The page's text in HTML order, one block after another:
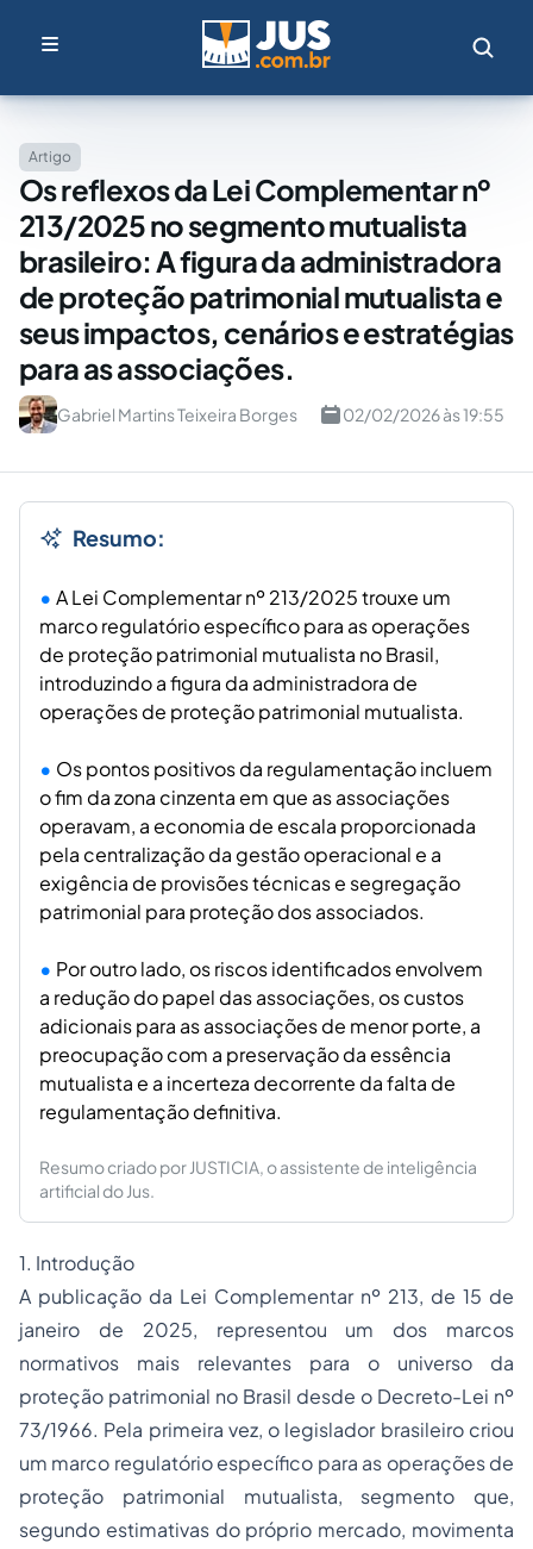
Artigo
Os reflexos da Lei Complementar nº
213/2025 no segmento mutualista
brasileiro: A figura da administradora
de proteção patrimonial mutualista e
seus impactos, cenários e estratégias
para as associações.
Gabriel Martins Teixeira Borges 02/02/2026 às 19:55
Resumo:
A Lei Complementar nº 213/2025 trouxe um
marco regulatório específico para as operações
de proteção patrimonial mutualista no Brasil,
introduzindo a figura da administradora de
operações de proteção patrimonial mutualista.
Os pontos positivos da regulamentação incluem
o fim da zona cinzenta em que as associações
operavam, a economia de escala proporcionada
pela centralização da gestão operacional e a
exigência de provisões técnicas e segregação
patrimonial para proteção dos associados.
Por outro lado, os riscos identificados envolvem
a redução do papel das associações, os custos
adicionais para as associações de menor porte, a
preocupação com a preservação da essência
mutualista e a incerteza decorrente da falta de
regulamentação definitiva.
Resumo criado por JUSTICIA, o assistente de inteligência
artificial do Jus.
1. Introdução
A publicação da Lei Complementar nº 213, de 15 de
janeiro de 2025, representou um dos marcos
normativos mais relevantes para o universo da
proteção patrimonial no Brasil desde o Decreto-Lei nº
73/1966. Pela primeira vez, o legislador brasileiro criou
um marco regulatório específico para as operações de
proteção patrimonial mutualista, segmento que,
segundo estimativas do próprio mercado, movimenta